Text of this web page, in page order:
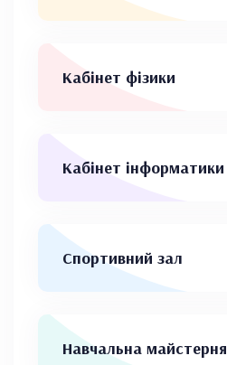
Кабінет фізики
Кабінет інформатики
Спортивний зал
Навчальна майстерня